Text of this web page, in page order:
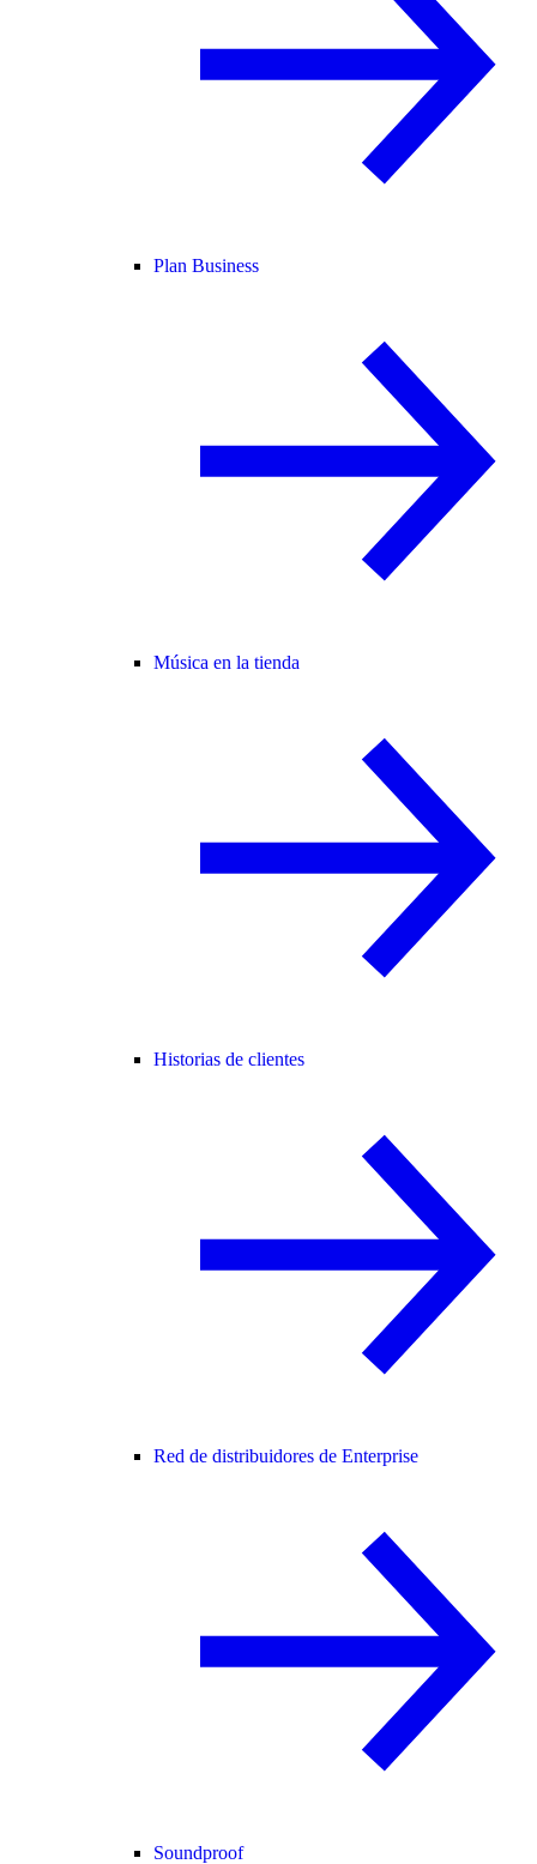
Plan Business
Música en la tienda
Historias de clientes
Red de distribuidores de Enterprise
Soundproof